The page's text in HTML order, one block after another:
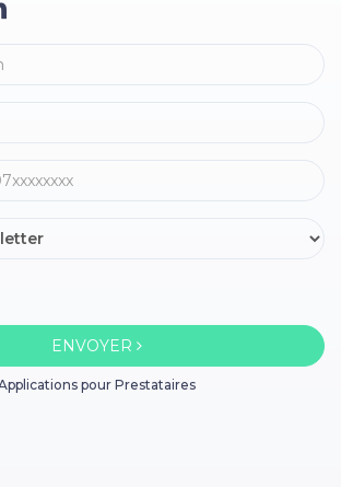
ENVOYER
pour Prestataires